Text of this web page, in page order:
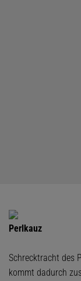
Perlkauz
Schrecktracht des
kommt dadurch